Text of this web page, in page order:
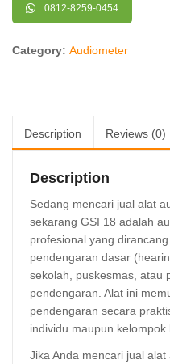
0812-8259-0454
Category: Audiometer
Description Reviews (0)
Description
Sedang mencari jual alat
sekarang GSI 18 adalah
profesional yang
pendengaran dasar
sekolah, puskesmas, atau
pendengaran. Alat ini
pendengaran secara
individu maupun kelompok
Jika Anda mencari jual